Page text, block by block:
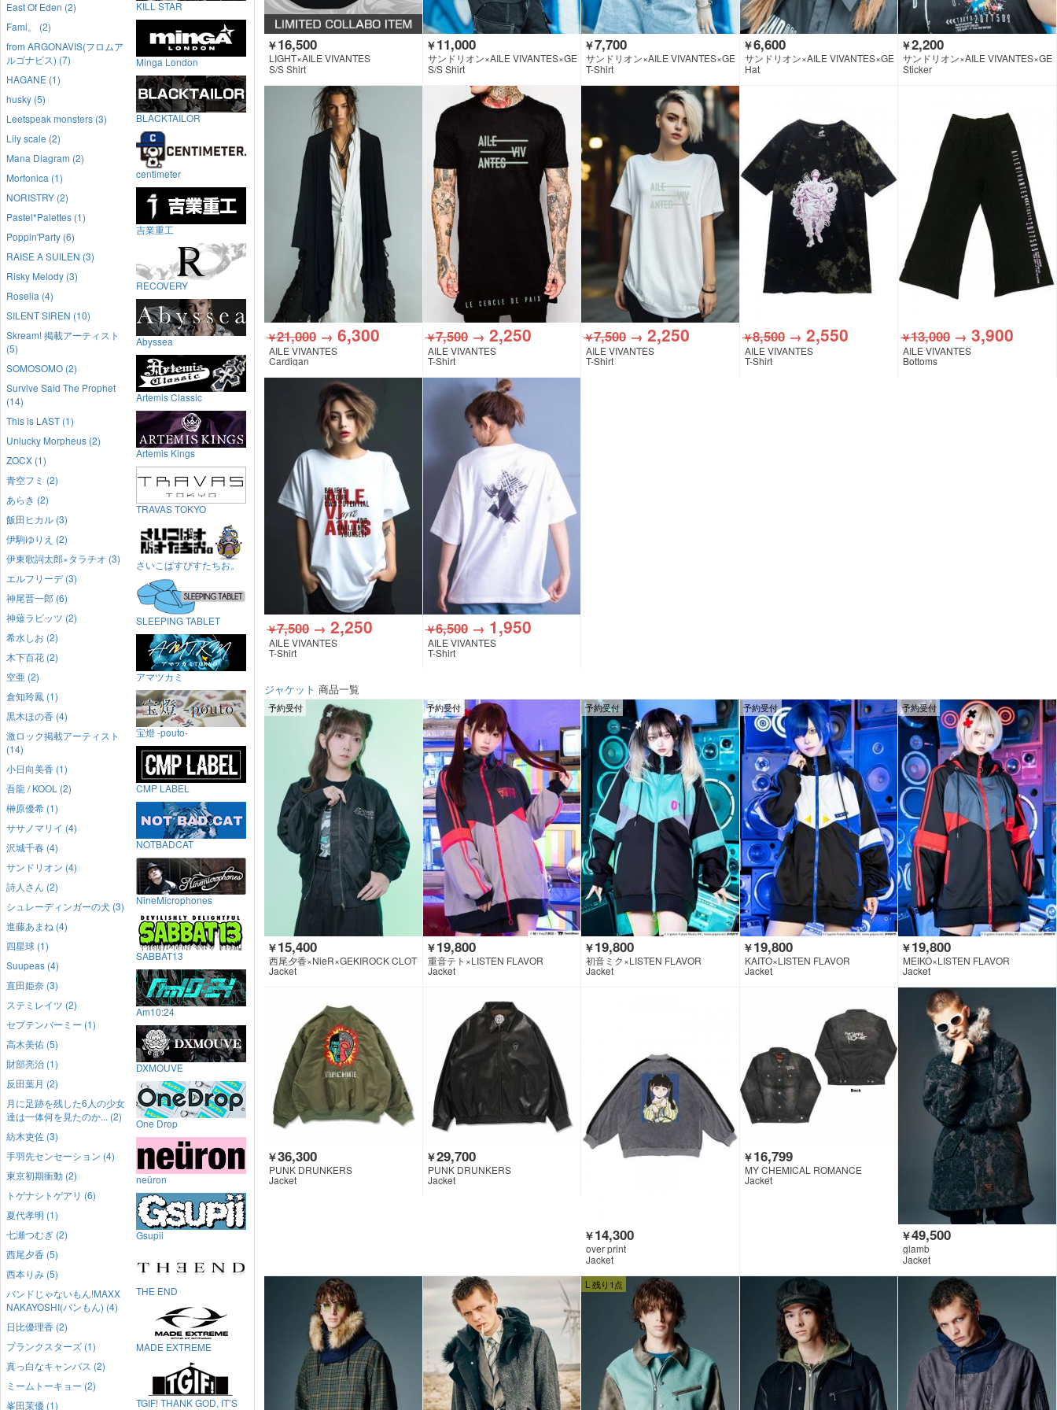
￥16,500
LIGHT×AILE VIVANTES
S/S Shirt
￥11,000
サンドリオン×AILE VIVANTES×GE
KIROCK CLOTHING
S/S Shirt
￥7,700
サンドリオン×AILE VIVANTES×GE
KIROCK CLOTHING
T-Shirt
￥6,600
サンドリオン×AILE VIVANTES×GE
KIROCK CLOTHING
Hat
￥2,200
サンドリオン×AILE VIVANTES×GE
KIROCK CLOTHING
Sticker
￥21,000 → 6,300
AILE VIVANTES
Cardigan
￥7,500→ 2,250
AILE VIVANTES
T-Shirt
￥7,500→2,250
AILE VIVANTES
T-Shirt
￥8,500→ 2,550
AILE VIVANTES
T-Shirt
￥13,000→3,900
AILE VIVANTES
Bottoms
￥7,500 → 2,250
AILE VIVANTES
T-Shirt
￥6,500→ 1,950
AILE VIVANTES
T-Shirt
ジャケット 商品一覧
予約受付
￥15,400
西尾夕香×NieR×GEKIROCK CLOT
HING
Jacket
予約受付
￥19,800
重音テト×LISTEN FLAVOR
Jacket
予約受付
￥19,800
初音ミク×LISTEN FLAVOR
Jacket
予約受付
￥19,800
KAITO×LISTEN FLAVOR
Jacket
予約受付
￥19,800
MEIKO×LISTEN FLAVOR
Jacket
￥36,300
PUNK DRUNKERS
Jacket
￥29,700
PUNK DRUNKERS
Jacket
￥14,300
over print
Jacket
￥16,799
MY CHEMICAL ROMANCE
Jacket
￥49,500
glamb
Jacket
L 残り1点
East Of Eden (2)
Fami。 (2)
from ARGONAVIS(フロムア
ルゴナビス) (7)
HAGANE (1)
husky (5)
Leetspeak monsters (3)
Lily scale (2)
Mana Diagram (2)
Morfonica (1)
NORISTRY (2)
Pastel*Palettes (1)
Poppin'Party (6)
RAISE A SUILEN (3)
Risky Melody (3)
Roselia (4)
SILENT SIREN (10)
Skream! 掲載アーティスト
(5)
SOMOSOMO (2)
Survive Said The Prophet
(14)
This is LAST (1)
Unlucky Morpheus (2)
ZOCX (1)
青空フミ (2)
あらき (2)
飯田ヒカル (3)
伊駒ゆりえ (2)
伊東歌詞太郎×タラチオ (3)
エルフリーデ (3)
神尾晋一郎 (6)
神薙ラビッツ (2)
希水しお (2)
木下百花 (2)
空亜 (2)
倉知玲鳳 (1)
黒木ほの香 (4)
激ロック掲載アーティスト
(14)
小日向美香 (1)
吾龍 / KOOL (2)
榊原優希 (1)
ササノマリイ (4)
沢城千春 (4)
サンドリオン (4)
詩人さん (2)
シュレーディンガーの犬 (3)
進藤あまね (4)
四星球 (1)
Suupeas (4)
直田姫奈 (3)
ステミレイツ (2)
セプテンバーミー (1)
高木美佑 (5)
財部亮治 (1)
反田葉月 (2)
月に足跡を残した6人の少女
達は一体何を見たのか... (2)
紡木吏佐 (3)
手羽先センセーション (4)
東京初期衝動 (2)
トゲナシトゲアリ (6)
夏代孝明 (1)
七瀬つむぎ (2)
西尾夕香 (5)
西本りみ (5)
バンドじゃないもん!MAXX
NAKAYOSHI(バンもん) (4)
日比優理香 (2)
プランクスターズ (1)
真っ白なキャンバス (2)
ミームトーキョー (2)
峯田茉優 (1)
KILL STAR
Minga London
BLACKTAILOR
centimeter
吉業重工
RECOVERY
Abyssea
Artemis Classic
Artemis Kings
TRAVAS TOKYO
さいこぱすぴすたちお。
SLEEPING TABLET
アマツカミ
宝燈 -pouto-
CMP LABEL
NOTBADCAT
NineMicrophones
SABBAT13
Am10:24
DXMOUVE
One Drop
neüron
Gsupii
THE END
MADE EXTREME
TGIF! THANK GOD, IT’S